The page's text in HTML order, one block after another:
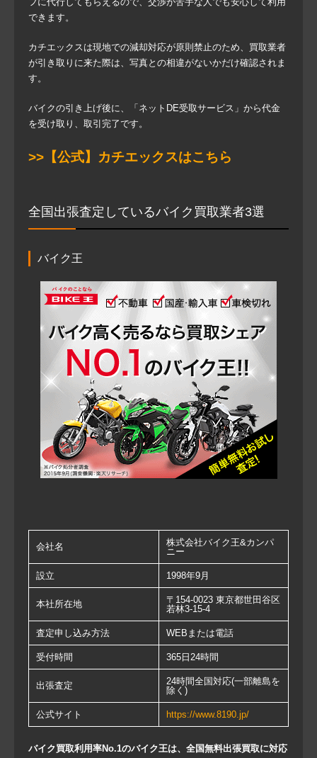
できます。
カチエックスは現地での減却対応が原則禁止のため、買取業者
が引き取りに来た際は、写真との相違がないかだけ確認されま
す。
バイクの引き上げ後に、「ネットDE受取サービス」から代金
を受け取り、取引完了です。
>>【公式】カチエックスはこちら
全国出張査定しているバイク買取業者3選
バイク王
会社名
株式会社バイク王&カンパ
ニー
設立 1998年9月
本社所在地
〒154-0023 東京都世田谷区
若林3-15-4
査定申し込み方法 WEBまたは電話
受付時間 365日24時間
出張査定
24時間全国対応(一部離島を
除く)
公式サイト https://www.8190.jp/
バイク買取利用率No.1のバイク王は、全国無料出張買取に対応